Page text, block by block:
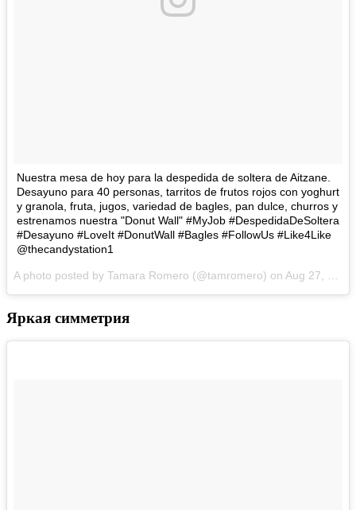
Nuestra mesa de hoy para la despedida de soltera de Aitzane.
Desayuno para 40 personas, tarritos de frutos rojos con yoghurt
y granola, fruta, jugos, variedad de bagles, pan dulce, churros y
estrenamos nuestra "Donut Wall" #MyJob #DespedidaDeSoltera
#Desayuno #LoveIt #DonutWall #Bagles #FollowUs #Like4Like
@thecandystation1
A photo posted by Tamara Romero (@tamromero) on Aug 27, 2016 at 9:08am PDT
Яркая симметрия